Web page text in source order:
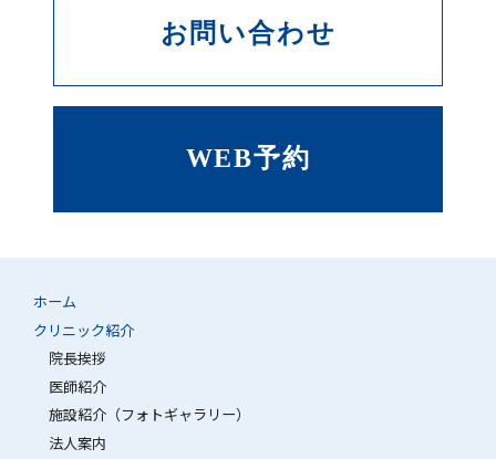
お問い合わせ
WEB予約
ホーム
クリニック紹介
院長挨拶
医師紹介
施設紹介（フォトギャラリー）
法人案内